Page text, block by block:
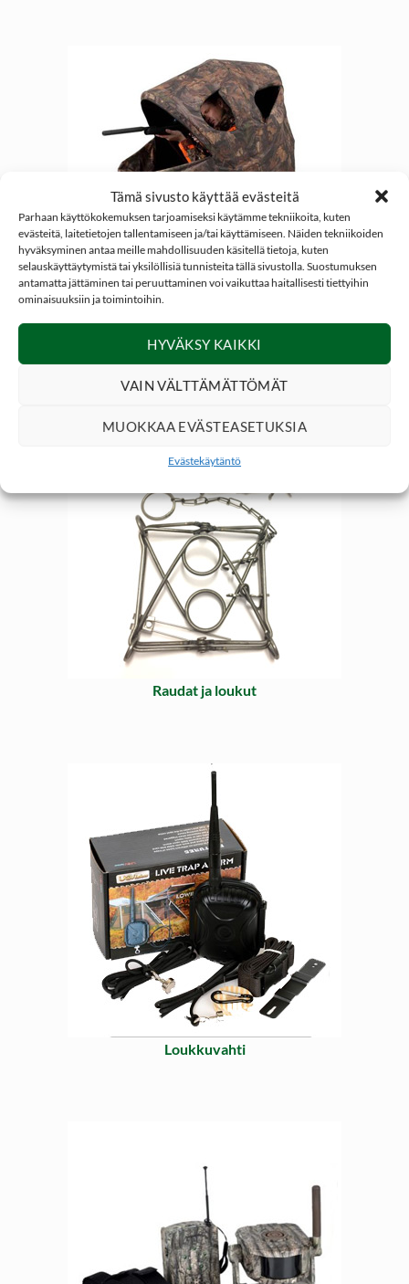
Tämä sivusto käyttää evästeitä
Parhaan käyttökokemuksen tarjoamiseksi käytämme tekniikoita, kuten
evästeitä, laitetietojen tallentamiseen ja/tai käyttämiseen. Näiden tekniikoiden
hyväksyminen antaa meille mahdollisuuden käsitellä tietoja, kuten
selauskäyttäytymistä tai yksilöllisiä tunnisteita tällä sivustolla. Suostumuksen
antamatta jättäminen tai peruuttaminen voi vaikuttaa haitallisesti tiettyihin
ominaisuuksiin ja toimintoihin.
HYVÄKSY KAIKKI
VAIN VÄLTTÄMÄTTÖMÄT
MUOKKAA EVÄSTEASETUKSIA
Evästekäytäntö
Raudat ja loukut
Loukkuvahti